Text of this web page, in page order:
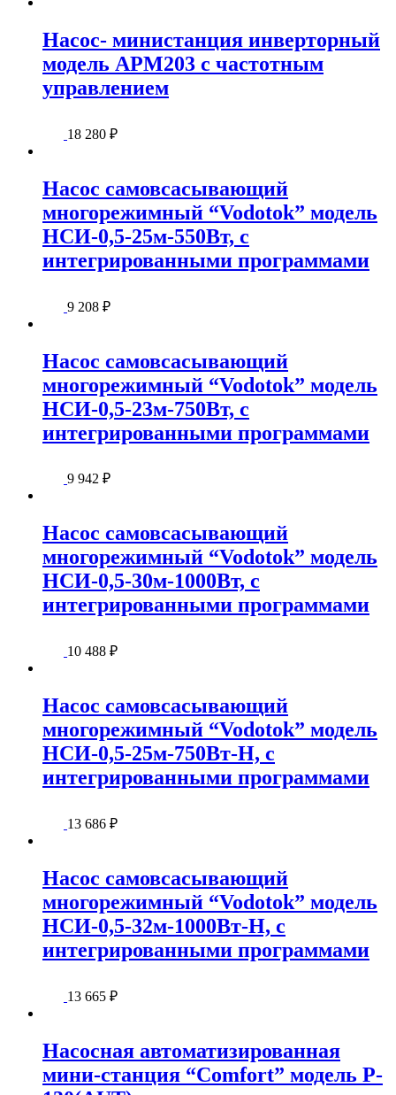
Насос- министанция инверторный
модель APM203 с частотным
управлением
18 280 ₽
Насос самовсасывающий
многорежимный “Vodotok” модель
НСИ-0,5-25м-550Вт, с
интегрированными программами
9 208 ₽
Насос самовсасывающий
многорежимный “Vodotok” модель
НСИ-0,5-23м-750Вт, с
интегрированными программами
9 942 ₽
Насос самовсасывающий
многорежимный “Vodotok” модель
НСИ-0,5-30м-1000Вт, с
интегрированными программами
10 488 ₽
Насос самовсасывающий
многорежимный “Vodotok” модель
НСИ-0,5-25м-750Вт-Н, с
интегрированными программами
13 686 ₽
Насос самовсасывающий
многорежимный “Vodotok” модель
НСИ-0,5-32м-1000Вт-Н, с
интегрированными программами
13 665 ₽
Насосная автоматизированная
мини-станция “Comfort” модель P-